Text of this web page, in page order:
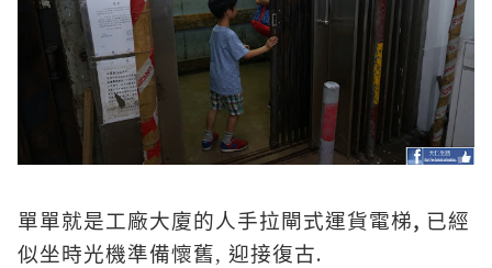
單單就是工廠大廈的人手拉閘式運貨電梯, 已經
似坐時光機準備懷舊, 迎接復古.